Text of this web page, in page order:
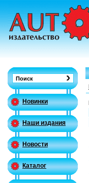
Новинки
Наши издания
Новости
Каталог